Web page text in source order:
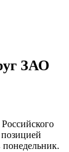
ЗАО